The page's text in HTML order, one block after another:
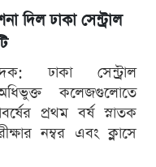
দিল ঢাকা সেন্ট্রাল
ঢাকা সেন্ট্রাল
অধিভুক্ত কলেজগুলোতে
প্রথম বর্ষ স্নাতক
নম্বর এবং ক্লাসে